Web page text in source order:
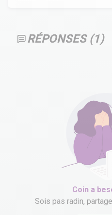
RÉPONSES (1)
Coin a
Sois pas radin,